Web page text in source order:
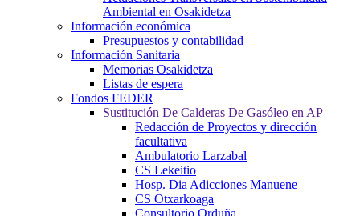
Ambiental en Osakidetza
Información económica
Presupuestos y contabilidad
Información Sanitaria
Memorias Osakidetza
Listas de espera
Fondos FEDER
Sustitución De Calderas De Gasóleo en AP
Redacción de Proyectos y dirección
facultativa
Ambulatorio Larzabal
CS Lekeitio
Hosp. Dia Adicciones Manuene
CS Otxarkoaga